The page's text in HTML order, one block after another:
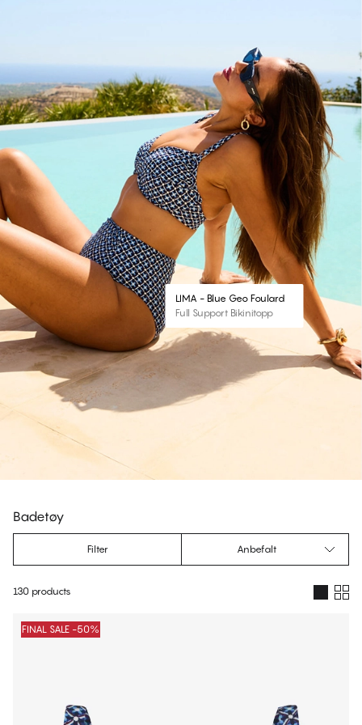
LIMA - Blue Geo Foulard
Full Support Bikinitopp
Badetøy
Filter Anbefalt
130 products
Produkter
FINAL SALE -50%